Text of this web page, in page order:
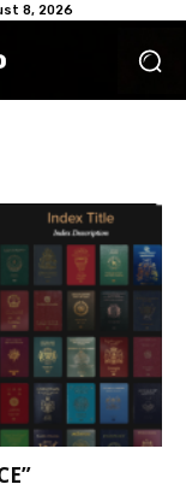
8, 2026